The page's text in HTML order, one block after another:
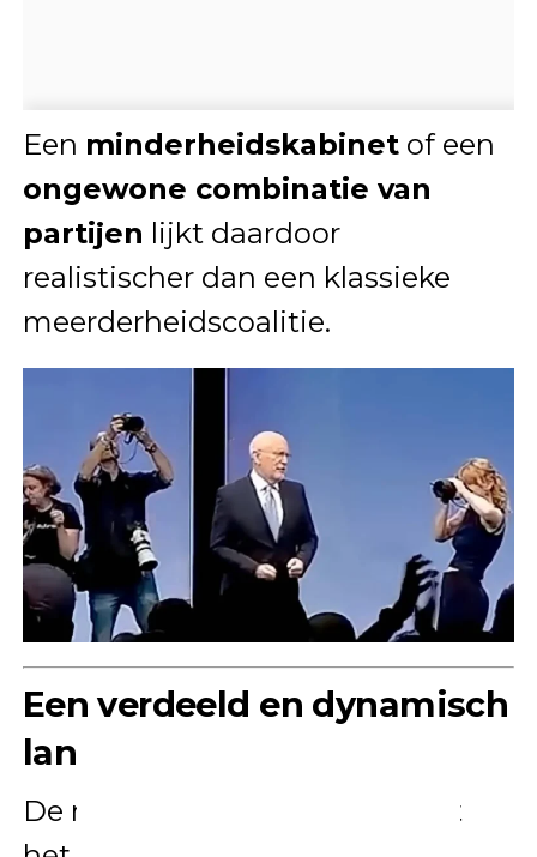
Een minderheidskabinetof een
ongewone combinatie van
partijen lijkt daardoor
realistischer dan een klassieke
meerderheidscoalitie.
Een verdeeld en dynamisch
landschap
De nieuwe peiling laat zien dat